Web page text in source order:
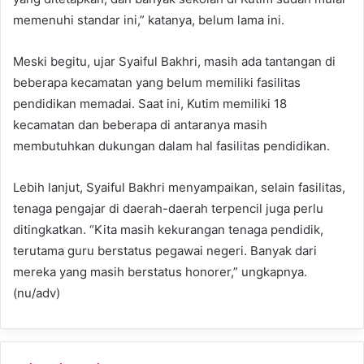
memenuhi standar ini,” katanya, belum lama ini.
Meski begitu, ujar Syaiful Bakhri, masih ada tantangan di
beberapa kecamatan yang belum memiliki fasilitas
pendidikan memadai. Saat ini, Kutim memiliki 18
kecamatan dan beberapa di antaranya masih
membutuhkan dukungan dalam hal fasilitas pendidikan.
Lebih lanjut, Syaiful Bakhri menyampaikan, selain fasilitas,
tenaga pengajar di daerah-daerah terpencil juga perlu
ditingkatkan. “Kita masih kekurangan tenaga pendidik,
terutama guru berstatus pegawai negeri. Banyak dari
mereka yang masih berstatus honorer,” ungkapnya.
(nu/adv)